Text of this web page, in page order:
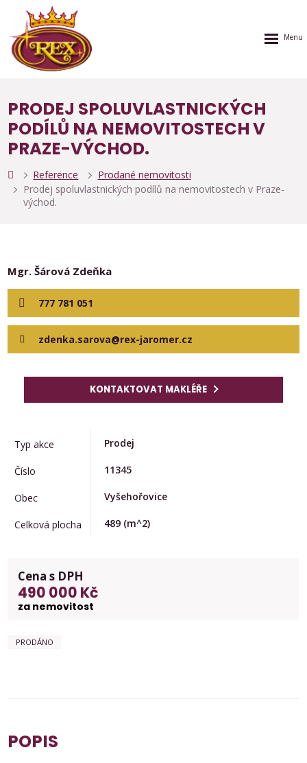
PRODEJ SPOLUVLASTNICKÝCH
PODÍLŮ NA NEMOVITOSTECH V
PRAZE-VÝCHOD.
Reference
Prodané nemovitosti
Prodej spoluvlastnických podílů na nemovitostech v Praze-
východ.
Mgr. Šárová Zdeňka
777 781 051
zdenka.sarova@rex-jaromer.cz
KONTAKTOVAT MAKLÉŘE
Typ akce Prodej
Číslo 11345
Obec Vyšehořovice
Celková plocha 489 (m^2)
Cena s DPH
490 000 Kč
za nemovitost
PRODÁNO
POPIS